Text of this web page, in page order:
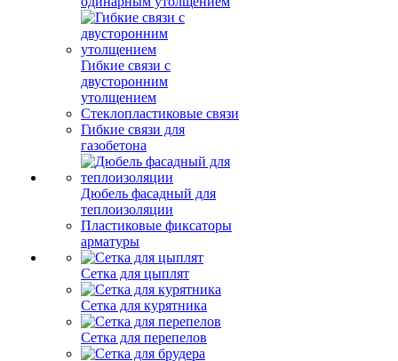
Гибкие связи с
двусторонним
утолщением
Стеклопластиковые связи
Гибкие связи для
газобетона
Дюбель фасадный для
теплоизоляции
Пластиковые фиксаторы
арматуры
Сетка для цыплят
Сетка для курятника
Сетка для перепелов